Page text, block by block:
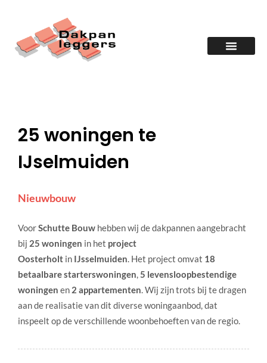
25 woningen te
IJselmuiden
Nieuwbouw
VoorSchutte Bouw hebben wij de dakpannen aangebracht
bij 25 woningen in het project
Oosterholt in IJsselmuiden. Het project omvat 18
betaalbare starterswoningen,5 levensloopbestendige
woningen en 2 appartementen. Wij zijn trots bij te dragen
aan de realisatie van dit diverse woningaanbod, dat
inspeelt op de verschillende woonbehoeften van de regio.